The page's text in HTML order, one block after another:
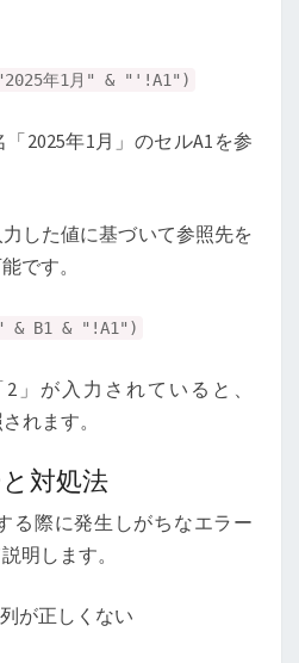
年1月" & "'!A1")
2025年1月」のセルA1を参
した値に基づいて参照先を
です。
& B1 & "!A1")
」が入力されていると、
れます。
対処法
る際に発生しがちなエラー
明します。
が正しくない